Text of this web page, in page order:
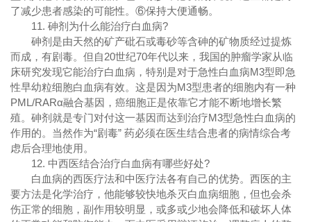
了减少患者感染的可能性。⑥保持大便通畅。
11. 砷剂为什么能治疗白血病?
砷剂是由天然的矿产砒石或毒砂等含砷的矿物质经过提炼
而成，有剧毒。但自20世纪70年代以来，我国的肿瘤学家从临
床研究发现它能治疗白血病，特别是对于急性白血病M3型即急
性早幼粒细胞白血病有效。这是因为M3型患者的细胞内有一种
PML/RARα融合基因，癌细胞正是依靠它才能不断地增长繁
殖。砷剂就是专门对付这一基因而达到治疗M3型急性白血病的
作用的。当然作为“剧毒” 药必须在医生结合患者的病情综合考
虑后合理地使用。
12. 中西医结合治疗白血病有哪些好处?
白血病的西医疗法和中医疗法各有自己的优势。西医的主
要方法是化学治疗，他能够较快地杀灭白血病细胞，但也会杀
伤正常的细胞，副作用较明显，或多或少地会降低和破坏人体